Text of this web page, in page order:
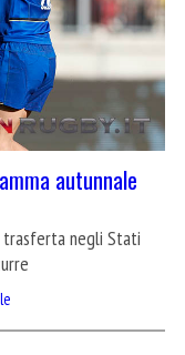
autunnale
trasferta negli Stati